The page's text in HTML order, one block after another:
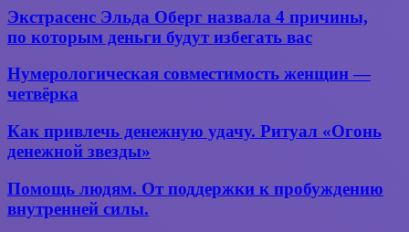
зарядить
благодатной
энергией
мужчины?
Экстрасенс
Оберг
4 причины,
по которым
будут
избегать
вас
Экстрасенс Эльда Оберг назвала 4 причины,
по которым деньги будут избегать вас
Нумерологическая
совместимость
женщин
четвёрка
Нумерологическая совместимость женщин —
четвёрка
Как
привлечь
денежную
Ритуал
«Огонь
Как привлечь денежную удачу. Ритуал «Огонь
денежной звезды»
Помощь
От
Помощь людям. От поддержки к пробуждению
внутренней силы.